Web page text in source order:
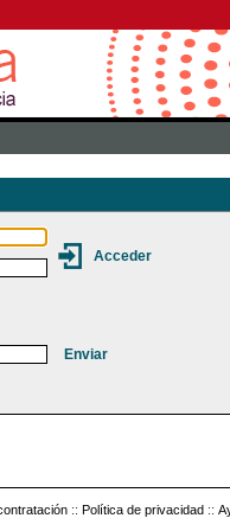
:: Política de privacidad ::